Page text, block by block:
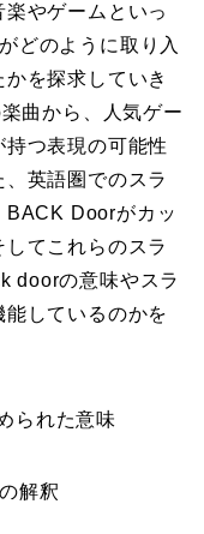
やゲームといっ
どのように取り入
を探求していき
曲から、人気ゲー
つ表現の可能性
英語圏でのスラ
BACK Doorがカッ
てこれらのスラ
doorの意味やスラ
しているのかを
られた意味
解釈